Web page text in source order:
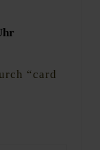
“card